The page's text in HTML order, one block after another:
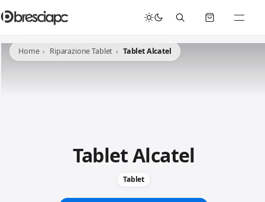
☀️ Chiusura Estiva - Il laboratorio resterà chiuso per ferie dal 29/06/2026 al 05/07/2026 compresi.
Home Riparazione Tablet Tablet Alcatel
Tablet Alcatel
Tablet